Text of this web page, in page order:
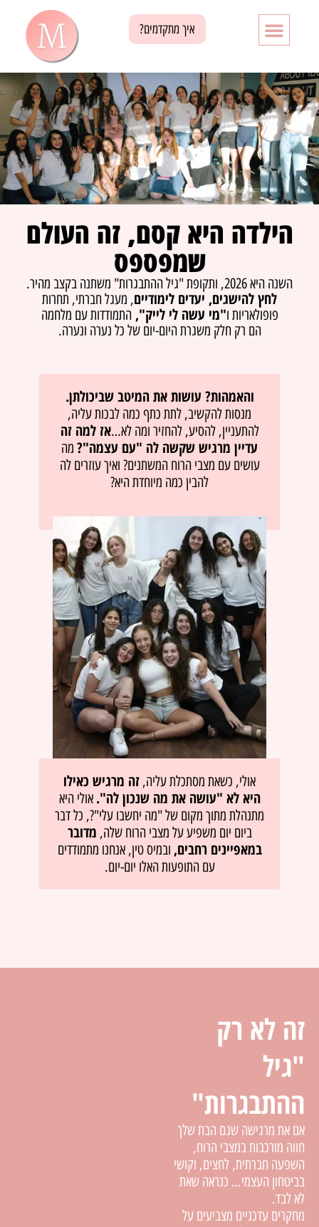
איך מתקדמים?
הילדה היא קסם, זה העולם
שמפספס
השנה היא 2026, ותקופת "גיל ההתבגרות" משתנה בקצב מהיר.
לחץ להישגים, יעדים לימודיים, מעגל חברתי, תחרות
פופולאריות ו"מי עשה לי לייק",התמודדות עם מלחמה
הם רק חלק משגרת היום-יום של כל נערה ונערה.
והאמהות? עושות את המיטב שביכולתן.
מנסות להקשיב, לתת כתף כמה לבכות עליה,
להתעניין, להסיע, להחזיר ומה לא…אז למה זה
עדיין מרגיששקשה לה "עם עצמה"? מה
עושים עם מצבי הרוח המשתנים? ואיך עוזרים לה
להבין כמה מיוחדת היא?
אולי, כשאת מסתכלת עליה, זה מרגיש כאילו
היא לא "עושה את מה שנכון לה". אולי היא
מתנהלת מתוך מקום של "מה יחשבו עלי"?, כל דבר
ביום יום משפיע על מצבי הרוח שלה, מדובר
במאפיינים רחבים, ובמיס טין, אנחנו מתמודדים
עם התופעות האלו יום-יום.
זה לא רק
"גיל
ההתבגרות"
אם את מרגישה שגם הבת שלך
חווה מורכבות במצבי הרוח,
השפעה חברתית, לחצים, וקושי
בביטחון העצמי… כנראה שאת
לא לבד.
מחקרים עדכניים מצביעים על